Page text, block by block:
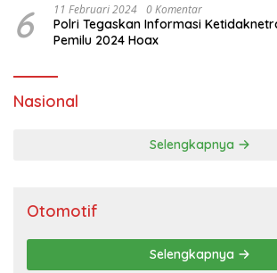
6 11 Februari 2024 0 Komentar
Polri Tegaskan Informasi
Pemilu 2024 Hoax
Nasional
Selengkapnya
Otomotif
Selengkapnya